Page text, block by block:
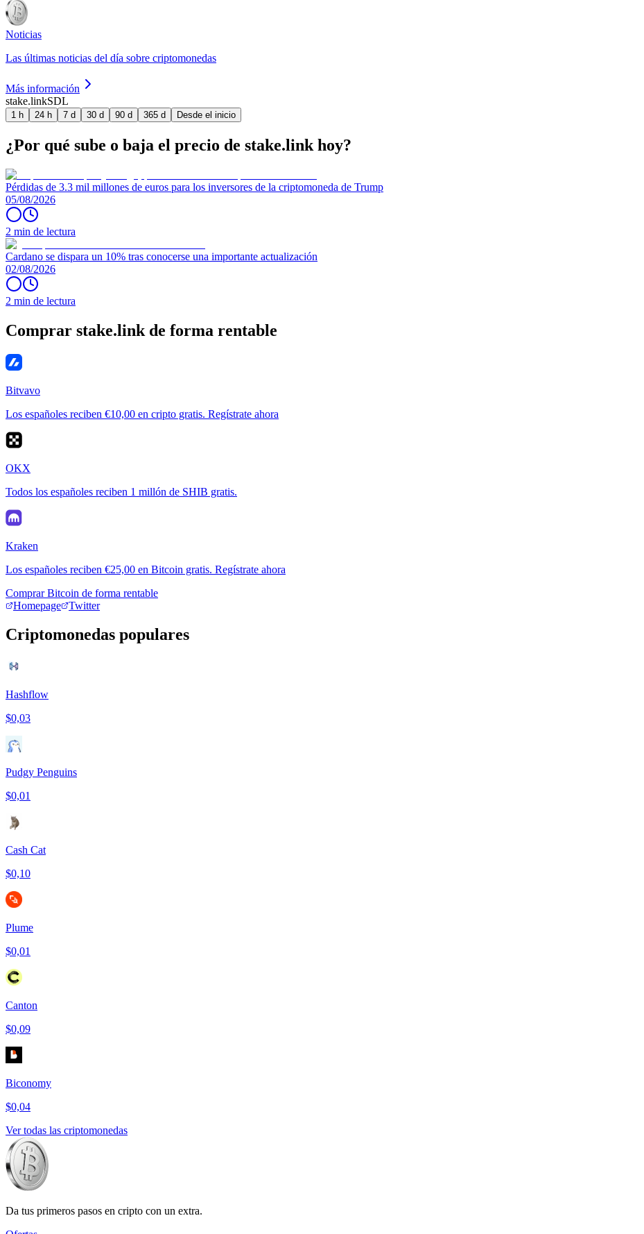
Noticias
Las últimas noticias del día sobre criptomonedas
Más información
stake.linkSDL
1 h 24 h 7 d 30 d 90 d 365 d Desde el inicio
¿Por qué sube o baja el precio de stake.link hoy?
Pérdidas de 3.3 mil millones de euros para los inversores de la criptomoneda de Trump
05/08/2026
2 min de lectura
Cardano se dispara un 10% tras conocerse una importante actualización
02/08/2026
2 min de lectura
Comprar stake.link de forma rentable
Bitvavo
Los españoles reciben €10,00 en cripto gratis. Regístrate ahora
OKX
Todos los españoles reciben 1 millón de SHIB gratis.
Kraken
Los españoles reciben €25,00 en Bitcoin gratis. Regístrate ahora
Comprar Bitcoin de forma rentable
Homepage
Twitter
Criptomonedas populares
Hashflow
$0,03
Pudgy Penguins
$0,01
Cash Cat
$0,10
Plume
$0,01
Canton
$0,09
Biconomy
$0,04
Ver todas las criptomonedas
Da tus primeros pasos en cripto con un extra.